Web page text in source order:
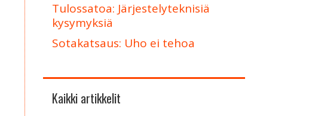
Tulossatoa: Järjestelyteknisiä
kysymyksiä
Sotakatsaus: Uho ei tehoa
Kaikki artikkelit